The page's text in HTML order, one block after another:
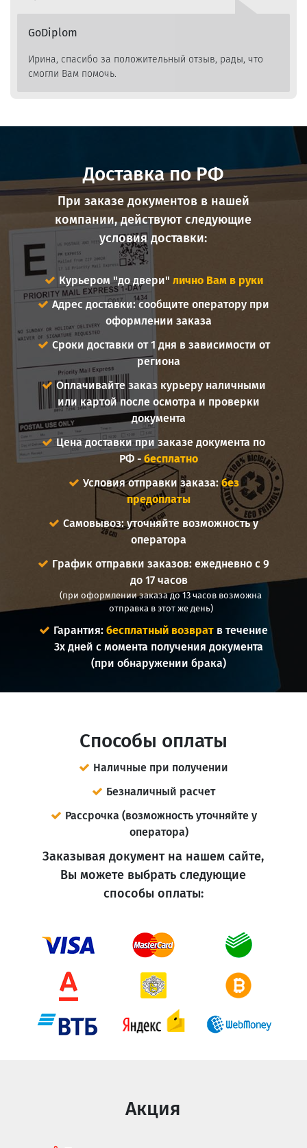
GoDiplom
Ирина, спасибо за положительный отзыв, рады, что
смогли Вам помочь.
Доставка по РФ
При заказе документов в нашей
компании, действуют следующие
условия доставки:
Курьером "до двери" лично Вам в руки
Адрес доставки: сообщите оператору при
оформлении заказа
Сроки доставки от 1 дня в зависимости от
региона
Оплачивайте заказ курьеру наличными
или картой после осмотра и проверки
документа
Цена доставки при заказе документа по
РФ -бесплатно
Условия отправки заказа:без
предоплаты
Самовывоз: уточняйте возможность у
оператора
График отправки заказов: ежедневно с 9
до 17 часов
(при оформлении заказа до 13 часов возможна
отправка в этот же день)
Гарантия:бесплатный возврат в течение
3х дней с момента получения документа
(при обнаружении брака)
Способы оплаты
Наличные при получении
Безналичный расчет
Рассрочка (возможность уточняйте у
оператора)
Заказывая документ на нашем сайте,
Вы можете выбрать следующие
способы оплаты:
Акция